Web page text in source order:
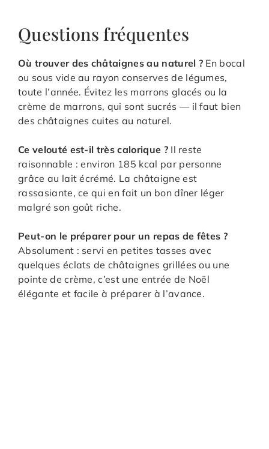
Questions fréquentes
Où trouver des châtaignes au naturel ? En bocal
ou sous vide au rayon conserves de légumes,
toute l’année. Évitez les marrons glacés ou la
crème de marrons, qui sont sucrés — il faut bien
des châtaignes cuites au naturel.
Ce velouté est-il très calorique ?Il reste
raisonnable : environ 185 kcal par personne
grâce au lait écrémé. La châtaigne est
rassasiante, ce qui en fait un bon dîner léger
malgré son goût riche.
Peut-on le préparer pour un repas de fêtes ?
Absolument : servi en petites tasses avec
quelques éclats de châtaignes grillées ou une
pointe de crème, c’est une entrée de Noël
élégante et facile à préparer à l’avance.